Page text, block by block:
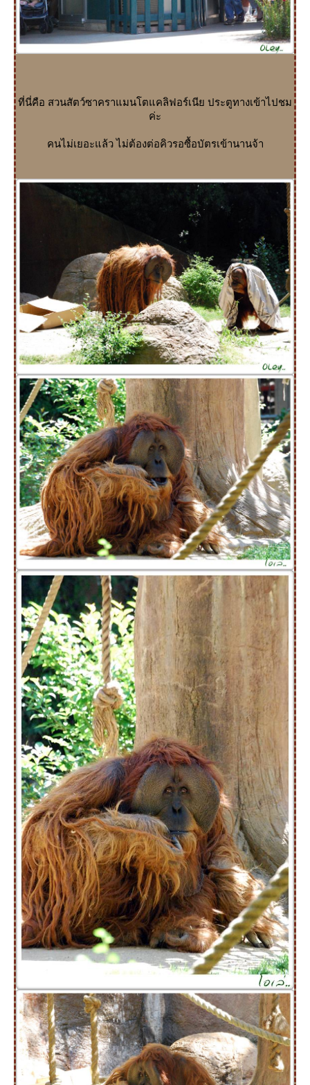
ที่นี่คือ สวนสัตว์ซาคราแมนโตแคลิฟอร์เนีย ประตูทางเข้าไปชม
ค่ะ
คนไม่เยอะแล้ว ไม่ต้องต่อคิวรอซื้อบัตรเข้านานจ้า